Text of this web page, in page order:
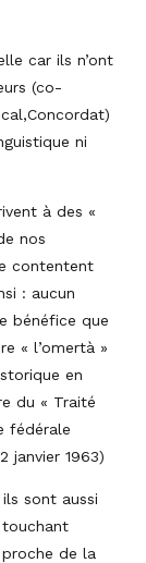
car ils n’ont
(co-
ni
à des «
nos
contentent
: aucun
bénéfice que
« l’omertà »
en
du « Traité
fédérale
janvier 1963)
sont aussi
de la